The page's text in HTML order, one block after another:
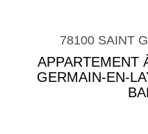
78100 SAINT
APPARTEMENT
GERMAIN-EN-